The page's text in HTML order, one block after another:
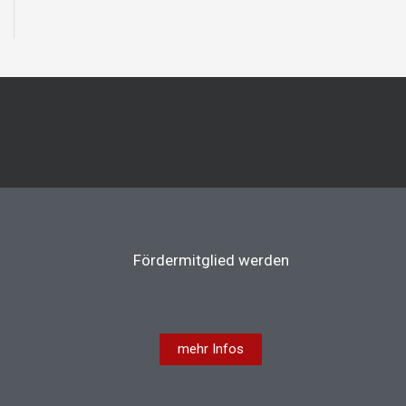
Fördermitglied werden
mehr Infos